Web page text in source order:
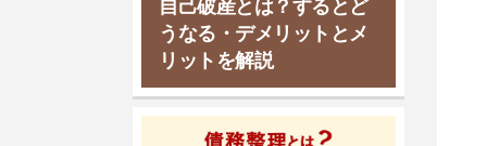
自己破産とは？するとど
うなる・デメリットとメ
リットを解説